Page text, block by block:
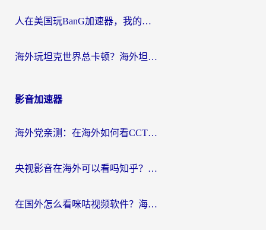
人在美国玩BanG加速器，我的延迟终于绿了
海外玩坦克世界总卡顿？海外坦克世界加速器有哪些？实测好用的选择在这里
影音加速器
海外党亲测：在海外如何看CCTV？告别“仅限大陆播放”的实用指南
央视影音在海外可以看吗知乎？留学生亲测：3步解决地域限制+追剧自由
在国外怎么看咪咕视频软件？海外党亲测有效的回国加速方案